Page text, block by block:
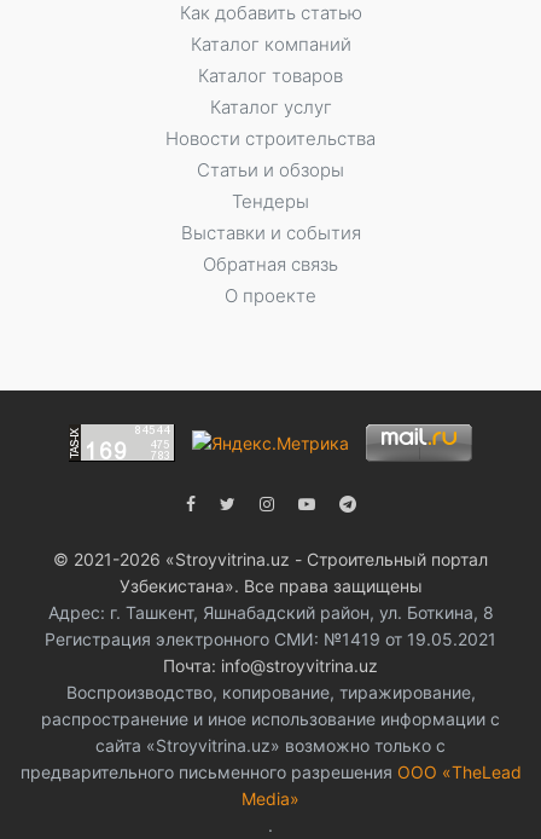
Как добавить статью
Каталог компаний
Каталог товаров
Каталог услуг
Новости строительства
Статьи и обзоры
Тендеры
Выставки и события
Обратная связь
О проекте
© 2021-2026 «Stroyvitrina.uz - Строительный портал
Узбекистана». Все права защищены
Адрес: г. Ташкент, Яшнабадский район, ул. Боткина, 8
Регистрация электронного СМИ: №1419 от 19.05.2021
Почта: info@stroyvitrina.uz
Воспроизводство, копирование, тиражирование,
распространение и иное использование информации с
сайта «Stroyvitrina.uz» возможно только с
предварительного письменного разрешения ООО «TheLead
Media»
.